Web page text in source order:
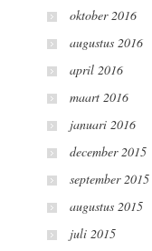
oktober 2016
augustus 2016
april 2016
maart 2016
januari 2016
december 2015
september 2015
augustus 2015
juli 2015